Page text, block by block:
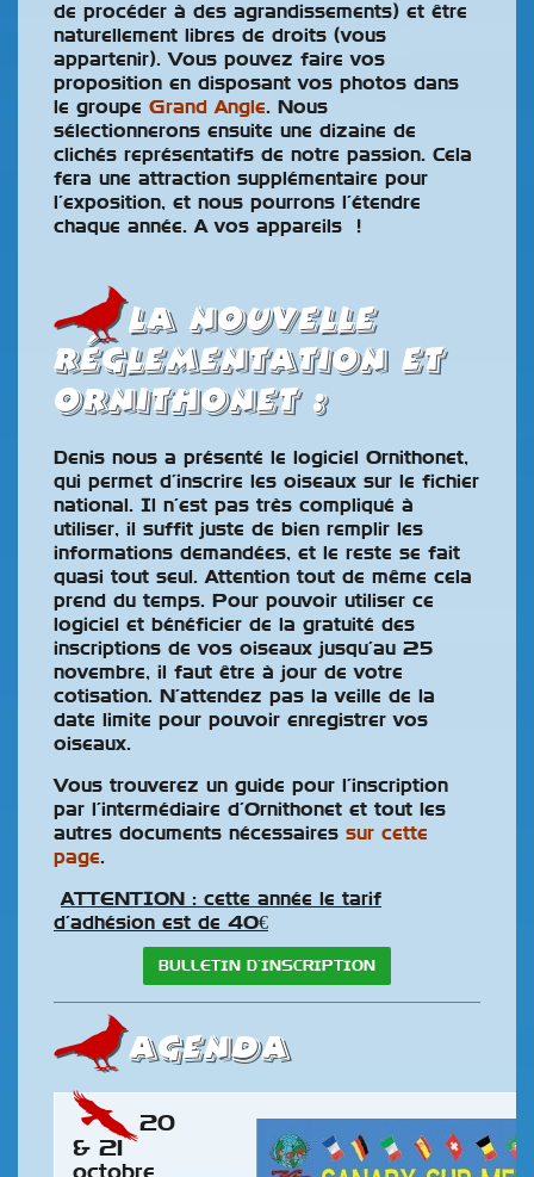
de procéder à des agrandissements) et être
naturellement libres de droits (vous
appartenir). Vous pouvez faire vos
proposition en disposant vos photos dans
le groupe Grand Angle. Nous
sélectionnerons ensuite une dizaine de
clichés représentatifs de notre passion. Cela
fera une attraction supplémentaire pour
l’exposition, et nous pourrons l’étendre
chaque année. A vos appareils !
la nouvelle
réglementation et
ornithonet :
Denis nous a présenté le logiciel Ornithonet,
qui permet d’inscrire les oiseaux sur le fichier
national. Il n’est pas très compliqué à
utiliser, il suffit juste de bien remplir les
informations demandées, et le reste se fait
quasi tout seul. Attention tout de même cela
prend du temps. Pour pouvoir utiliser ce
logiciel et bénéficier de la gratuité des
inscriptions de vos oiseaux jusqu’au 25
novembre, il faut être à jour de votre
cotisation. N’attendez pas la veille de la
date limite pour pouvoir enregistrer vos
oiseaux.
Vous trouverez un guide pour l’inscription
par l’intermédiaire d’Ornithonet et tout les
autres documents nécessaires sur cette
page.
ATTENTION : cette année le tarif
d’adhésion est de 40€
BULLETIN D’INSCRIPTION
AGENDA
20
& 21